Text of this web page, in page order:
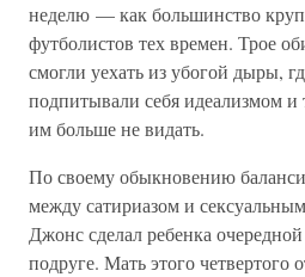
неделю — как большинство
футболистов тех времен. Трое
смогли уехать из убогой дыры,
подпитывали себя идеализмом
им больше не видать.
По своему обыкновению
между сатириазом и
Джонс сделал ребенка
подруге. Мать этого